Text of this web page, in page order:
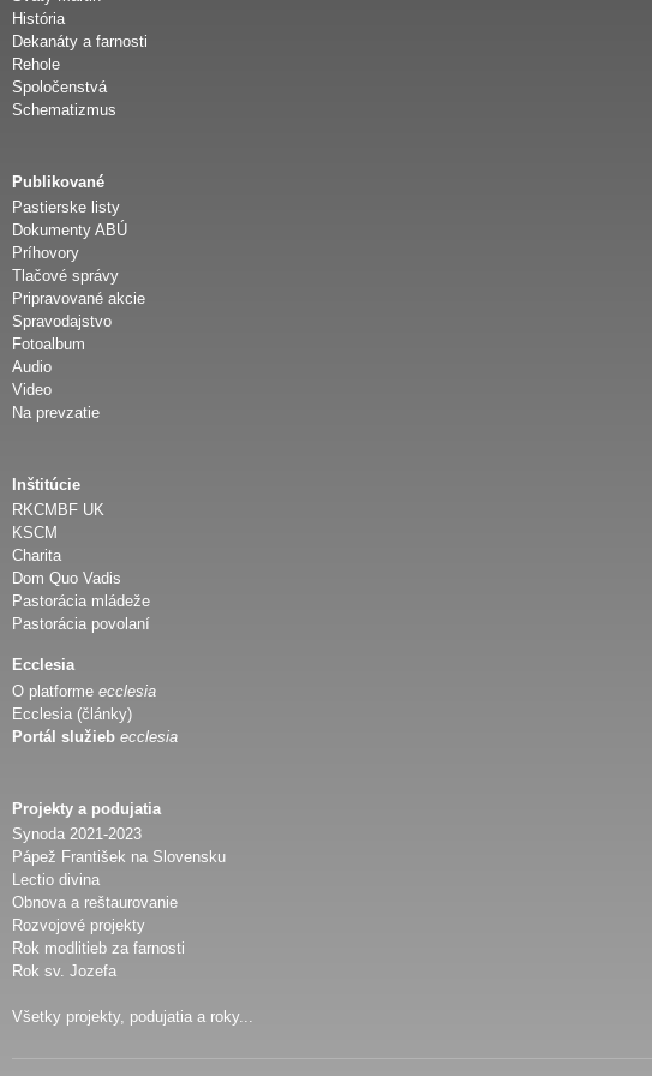
História
Dekanáty a farnosti
Rehole
Spoločenstvá
Schematizmus
Publikované
Pastierske listy
Dokumenty ABÚ
Príhovory
Tlačové správy
Pripravované akcie
Spravodajstvo
Fotoalbum
Audio
Video
Na prevzatie
Inštitúcie
RKCMBF UK
KSCM
Charita
Dom Quo Vadis
Pastorácia mládeže
Pastorácia povolaní
Ecclesia
O platforme ecclesia
Ecclesia (články)
Portál služieb ecclesia
Projekty a podujatia
Synoda 2021-2023
Pápež František na Slovensku
Lectio divina
Obnova a reštaurovanie
Rozvojové projekty
Rok modlitieb za farnosti
Rok sv. Jozefa
Všetky projekty, podujatia a roky...